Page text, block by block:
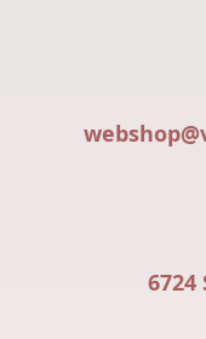
6724